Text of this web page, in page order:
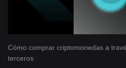
Cómo comprar criptomonedas a
terceros